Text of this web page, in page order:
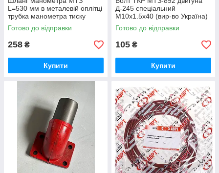
L=530 мм в металевій оплітці
трубка манометра тиску
масла (вир-во Україна) 70-
3801180
Готово до відправки
258 ₴
Купити
Д-245 спеціальний
М10х1.5х40 (вир-во Україна)
245-1008031 / 245-1008031-А
Готово до відправки
105 ₴
Купити